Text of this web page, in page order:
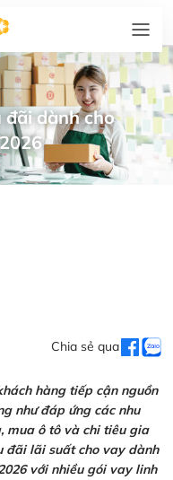
dành cho
Chia sẻ qua
hàng tiếp cận nguồn
như đáp ứng các nhu
mua ô tô và chi tiêu gia
đãi lãi suất cho vay dành
với nhiều gói vay linh